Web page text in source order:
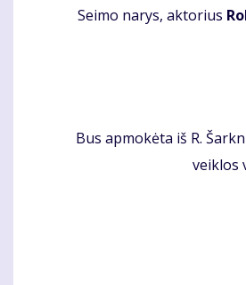
Sei­mo na­rys, ak­to­rius
Bus apmokėta iš R.
veiklos